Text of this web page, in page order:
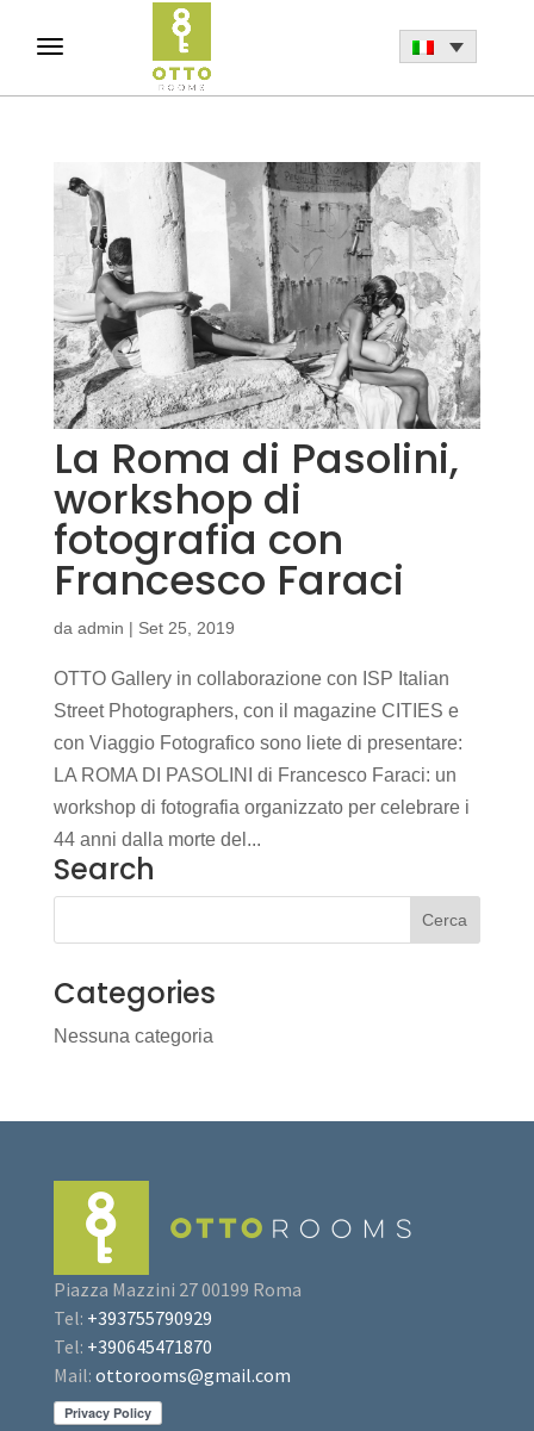
La Roma di Pasolini,
workshop di
fotografia con
Francesco Faraci
da admin | Set 25, 2019
OTTO Gallery in collaborazione con ISP Italian
Street Photographers, con il magazine CITIES e
con Viaggio Fotografico sono liete di presentare:
LA ROMA DI PASOLINI di Francesco Faraci: un
workshop di fotografia organizzato per celebrare i
44 anni dalla morte del...
Search
Categories
Nessuna categoria
Piazza Mazzini 27 00199 Roma
Tel: +393755790929
Tel: +390645471870
Mail: ottorooms@gmail.com